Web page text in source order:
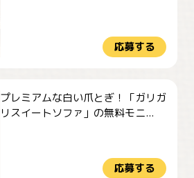
応募する
プレミアムな白い爪とぎ！「ガリガ
リスイートソファ」の無料モニ...
応募する